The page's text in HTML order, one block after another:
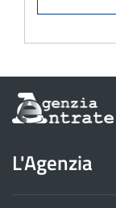
Informazioni
sul
dell'Agenzia
delle
Entrate
L'Agenzia